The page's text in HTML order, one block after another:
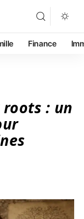
Finance
: un